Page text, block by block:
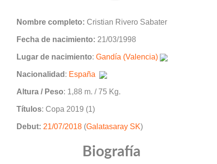
Nombre completo: Cristian Rivero Sabater
Fecha de nacimiento: 21/03/1998
Lugar de nacimiento: Gandía (Valencia)
Nacionalidad : España
Altura / Peso: 1,88 m. / 75 Kg.
Títulos: Copa 2019 (1)
Debut: 21/07/2018 (Galatasaray SK)
Biografía